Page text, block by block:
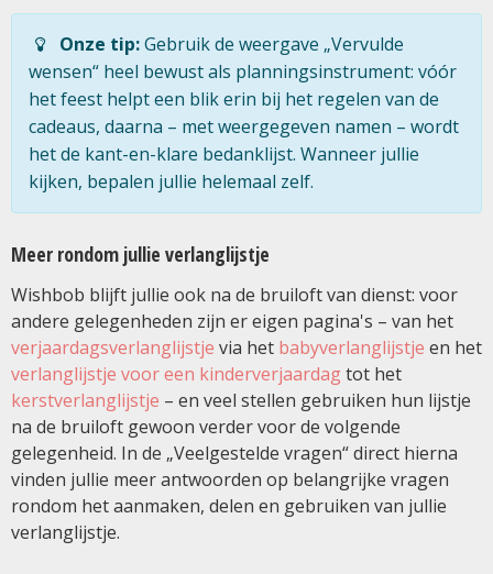
Onze tip:Gebruik de weergave „Vervulde
wensen“ heel bewust als planningsinstrument: vóór
het feest helpt een blik erin bij het regelen van de
cadeaus, daarna – met weergegeven namen – wordt
het de kant-en-klare bedanklijst. Wanneer jullie
kijken, bepalen jullie helemaal zelf.
Meer rondom jullie verlanglijstje
Wishbob blijft jullie ook na de bruiloft van dienst: voor
andere gelegenheden zijn er eigen pagina's – van het
verjaardagsverlanglijstje via het babyverlanglijstje en het
verlanglijstje voor een kinderverjaardagtot het
kerstverlanglijstje – en veel stellen gebruiken hun lijstje
na de bruiloft gewoon verder voor de volgende
gelegenheid. In de „Veelgestelde vragen“ direct hierna
vinden jullie meer antwoorden op belangrijke vragen
rondom het aanmaken, delen en gebruiken van jullie
verlanglijstje.